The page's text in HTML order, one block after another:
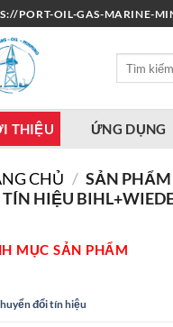
PORT-OIL-GAS-MARINE-
THIỆU ỨNG DỤNG
CHỦ / SẢN
HIỆU
MỤC SẢN PHẨM
đổi tín hiệu